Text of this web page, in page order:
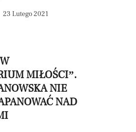
23 Lutego 2021
MIŁOŚCI”.
NIE
NAD